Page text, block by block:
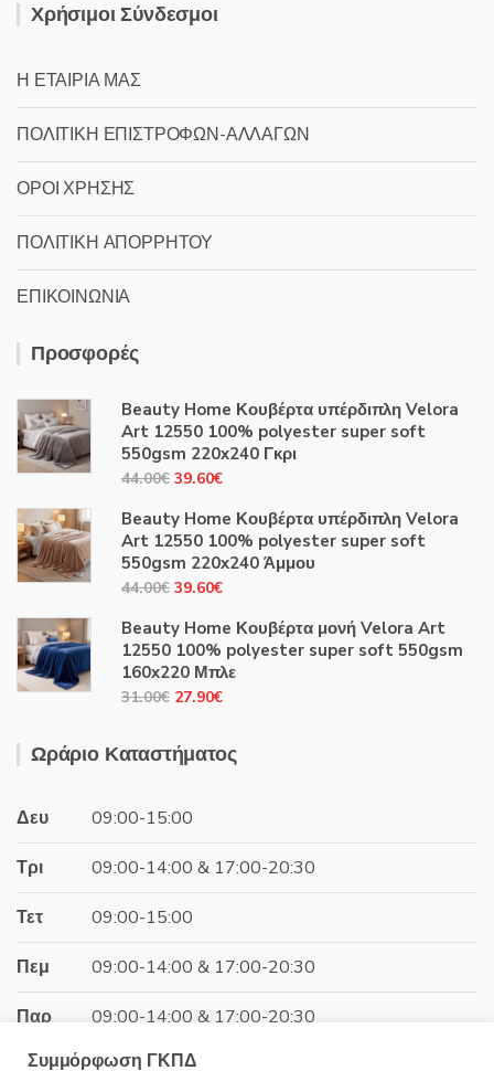
Χρήσιμοι Σύνδεσμοι
Η ΕΤΑΙΡΙΑ ΜΑΣ
ΠΟΛΙΤΙΚΗ ΕΠΙΣΤΡΟΦΩΝ-ΑΛΛΑΓΩΝ
ΟΡΟΙ ΧΡΗΣΗΣ
ΠΟΛΙΤΙΚΗ ΑΠΟΡΡΗΤΟΥ
ΕΠΙΚΟΙΝΩΝΙΑ
Προσφορές
Beauty Home Κουβέρτα υπέρδιπλη Velora
Art 12550 100% polyester super soft
550gsm 220x240 Γκρι
44.00€ Original
was:
44.00€.
39.60€Η
τιμή
είναι:
39.60€.
Beauty Home Κουβέρτα υπέρδιπλη Velora
Art 12550 100% polyester super soft
550gsm 220x240 Άμμου
44.00€ Original
was:
44.00€.
39.60€Η
τιμή
είναι:
39.60€.
Beauty Home Κουβέρτα μονή Velora Art
12550 100% polyester super soft 550gsm
160x220 Μπλε
31.00€ Original
was:
27.90€Η
τιμή
Ωράριο Καταστήματος
Δευ 09:00-15:00
Τρι 09:00-14:00 & 17:00-20:30
Τετ 09:00-15:00
Πεμ 09:00-14:00 & 17:00-20:30
Παρ 09:00-14:00 & 17:00-20:30
Συμμόρφωση ΓΚΠΔ